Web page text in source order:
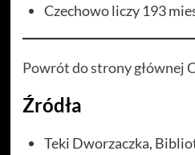
Czechowo liczy 193
Powrót do strony głównej
Źródła
Teki Dworzaczka,